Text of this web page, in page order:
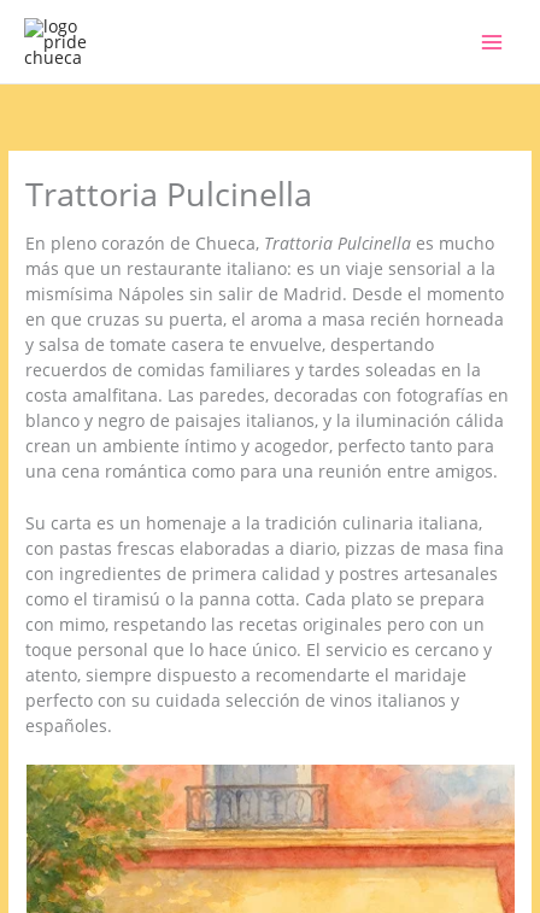
contenido
Trattoria Pulcinella
En pleno corazón de Chueca, Trattoria Pulcinella es mucho
más que un restaurante italiano: es un viaje sensorial a la
mismísima Nápoles sin salir de Madrid. Desde el momento
en que cruzas su puerta, el aroma a masa recién horneada
y salsa de tomate casera te envuelve, despertando
recuerdos de comidas familiares y tardes soleadas en la
costa amalfitana. Las paredes, decoradas con fotografías en
blanco y negro de paisajes italianos, y la iluminación cálida
crean un ambiente íntimo y acogedor, perfecto tanto para
una cena romántica como para una reunión entre amigos.
Su carta es un homenaje a la tradición culinaria italiana,
con pastas frescas elaboradas a diario, pizzas de masa fina
con ingredientes de primera calidad y postres artesanales
como el tiramisú o la panna cotta. Cada plato se prepara
con mimo, respetando las recetas originales pero con un
toque personal que lo hace único. El servicio es cercano y
atento, siempre dispuesto a recomendarte el maridaje
perfecto con su cuidada selección de vinos italianos y
españoles.